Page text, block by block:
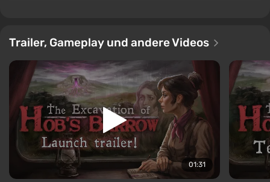
Trailer, Gameplay und andere Videos
01:31